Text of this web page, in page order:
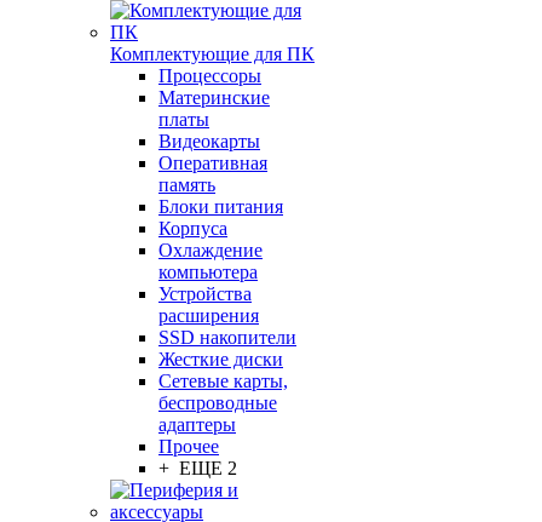
Комплектующие для ПК
Процессоры
Материнские
платы
Видеокарты
Оперативная
память
Блоки питания
Корпуса
Охлаждение
компьютера
Устройства
расширения
SSD накопители
Жесткие диски
Сетевые карты,
беспроводные
адаптеры
Прочее
+ ЕЩЕ 2